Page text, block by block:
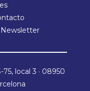
local 3 · 08950